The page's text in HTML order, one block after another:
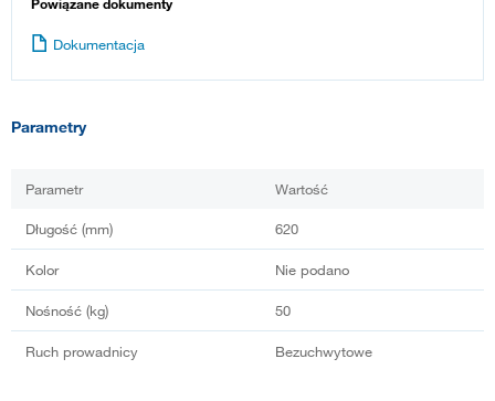
Dokumentacja
Parametry
Parametr Wartość
Długość (mm) 620
Kolor Nie podano
Nośność (kg) 50
Ruch prowadnicy Bezuchwytowe